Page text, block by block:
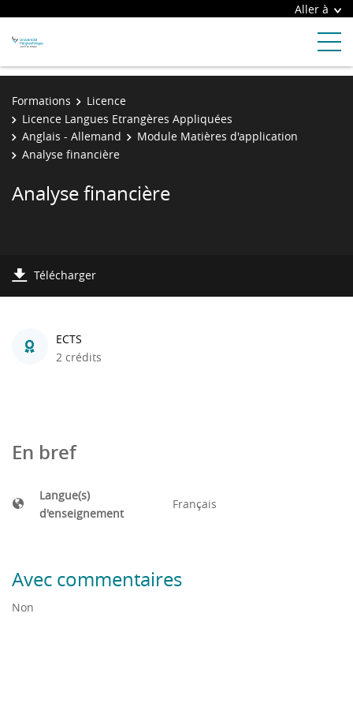
Aller à
Formations
Licence
Licence Langues Etrangères Appliquées
Anglais - Allemand
Module Matières d'application
Analyse financière
Analyse financière
Télécharger
ECTS
2 crédits
En bref
Langue(s)
d'enseignement
Français
Avec commentaires
Non